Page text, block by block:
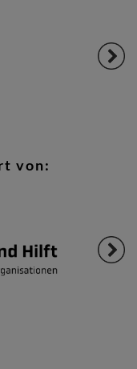
von: